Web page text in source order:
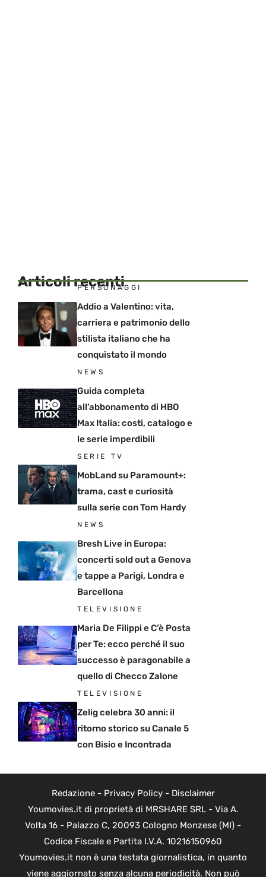
Articoli recenti
PERSONAGGI
Addio a Valentino: vita,
carriera e patrimonio dello
stilista italiano che ha
conquistato il mondo
NEWS
Guida completa
all’abbonamento di HBO
Max Italia: costi, catalogo e
le serie imperdibili
SERIE TV
MobLand su Paramount+:
trama, cast e curiosità
sulla serie con Tom Hardy
NEWS
Bresh Live in Europa:
concerti sold out a Genova
e tappe a Parigi, Londra e
Barcellona
TELEVISIONE
Maria De Filippi e C’è Posta
per Te: ecco perché il suo
successo è paragonabile a
quello di Checco Zalone
TELEVISIONE
Zelig celebra 30 anni: il
ritorno storico su Canale 5
con Bisio e Incontrada
Redazione- Privacy Policy- Disclaimer
Youmovies.it di proprietà di MRSHARE SRL - Via A.
Volta 16 - Palazzo C, 20093 Cologno Monzese (MI) -
Codice Fiscale e Partita I.V.A. 10216150960
Youmovies.it non è una testata giornalistica, in quanto
viene aggiornato senza alcuna periodicità. Non può